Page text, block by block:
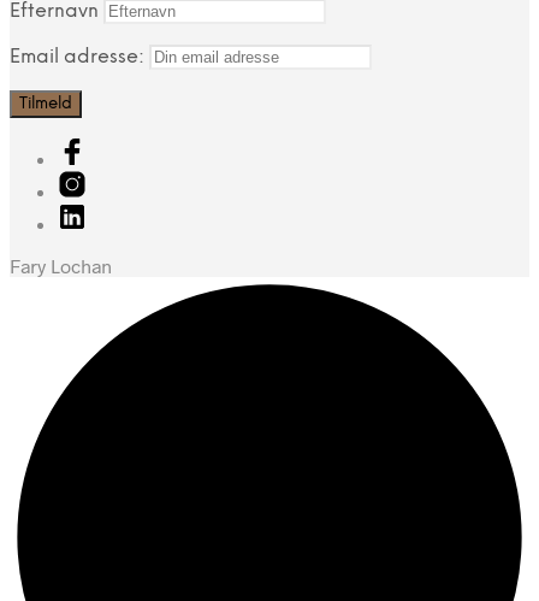
Efternavn
Email adresse:
Fary Lochan